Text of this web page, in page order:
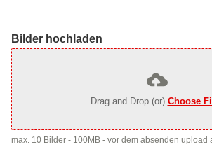
Bilder hochladen
Drag and Drop (or) Choose
max. 10 Bilder - 100MB - vor dem absenden upload